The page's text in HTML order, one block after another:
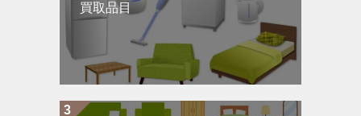
買取品目